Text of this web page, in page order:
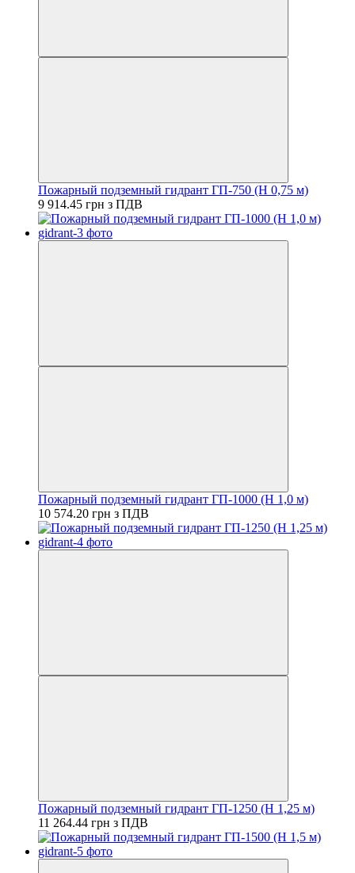
Пожарный подземный гидрант ГП-750 (H 0,75 м)
9 914.45 грн з ПДВ
Пожарный подземный гидрант ГП-1000 (H 1,0 м)
10 574.20 грн з ПДВ
Пожарный подземный гидрант ГП-1250 (H 1,25 м)
11 264.44 грн з ПДВ